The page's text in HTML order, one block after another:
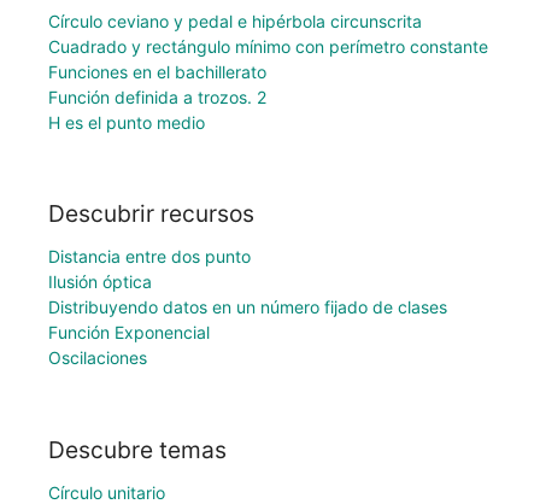
Círculo ceviano y pedal e hipérbola circunscrita
Cuadrado y rectángulo mínimo con perímetro constante
Funciones en el bachillerato
Función definida a trozos. 2
H es el punto medio
Descubrir recursos
Distancia entre dos punto
Ilusión óptica
Distribuyendo datos en un número fijado de clases
Función Exponencial
Oscilaciones
Descubre temas
Círculo unitario